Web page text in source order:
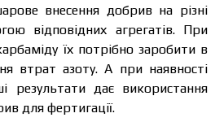
внесення добрив на різні
відповідних агрегатів. При
їх потрібно заробити в
втрат азоту. А при наявності
результати дає використання
для фертигації.